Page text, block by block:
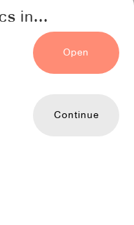
in...
Open
Continue
ขอมีรัก